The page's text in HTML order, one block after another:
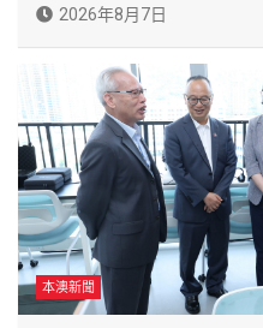
2026年8月7日
本澳新聞